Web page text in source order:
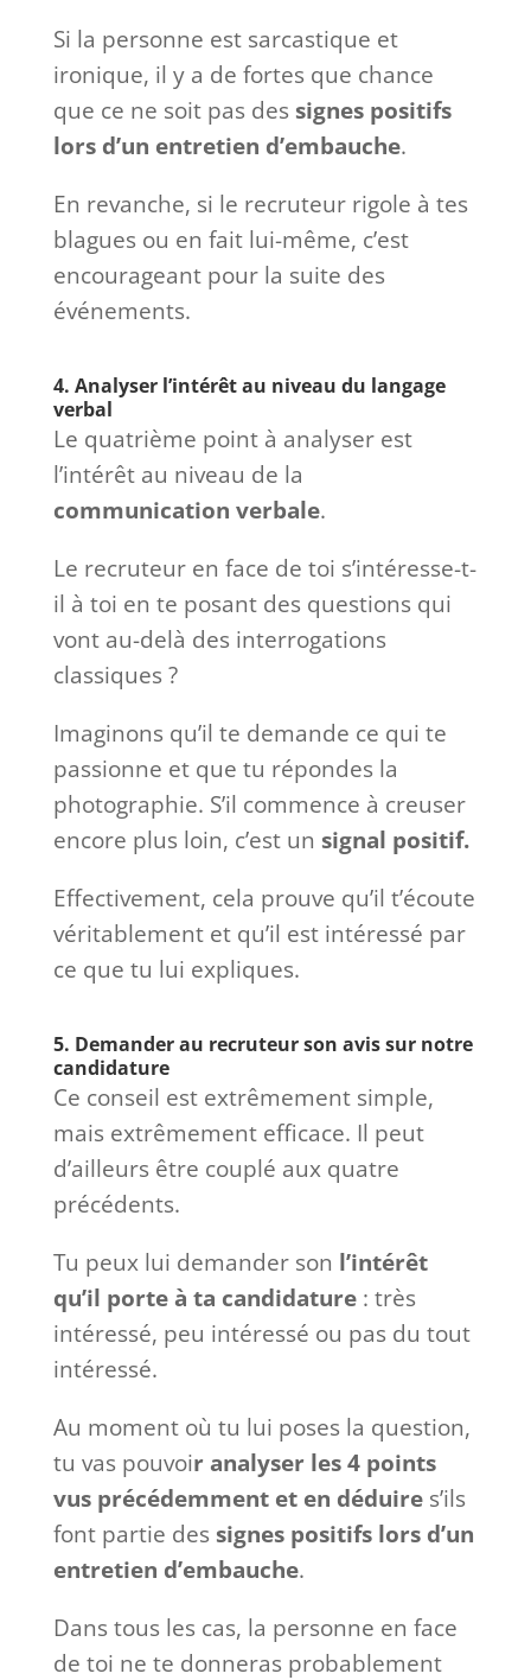
Si la personne est sarcastique et
ironique, il y a de fortes que chance
que ce ne soit pas des signes positifs
lors d’un entretien d’embauche.
En revanche, si le recruteur rigole à tes
blagues ou en fait lui-même, c’est
encourageant pour la suite des
événements.
4. Analyser l’intérêt au niveau du langage
verbal
Le quatrième point à analyser est
l’intérêt au niveau de la
communication verbale.
Le recruteur en face de toi s’intéresse-t-
il à toi en te posant des questions qui
vont au-delà des interrogations
classiques ?
Imaginons qu’il te demande ce qui te
passionne et que tu répondes la
photographie. S’il commence à creuser
encore plus loin, c’est un signal positif.
Effectivement, cela prouve qu’il t’écoute
véritablement et qu’il est intéressé par
ce que tu lui expliques.
5. Demander au recruteur son avis sur notre
candidature
Ce conseil est extrêmement simple,
mais extrêmement efficace. Il peut
d’ailleurs être couplé aux quatre
précédents.
Tu peux lui demander son l’intérêt
qu’il porte à ta candidature: très
intéressé, peu intéressé ou pas du tout
intéressé.
Au moment où tu lui poses la question,
tu vas pouvoir analyser les 4 points
vus précédemment et en déduire s’ils
font partie dessignes positifs lors d’un
entretien d’embauche.
Dans tous les cas, la personne en face
de toi ne te donneras probablement